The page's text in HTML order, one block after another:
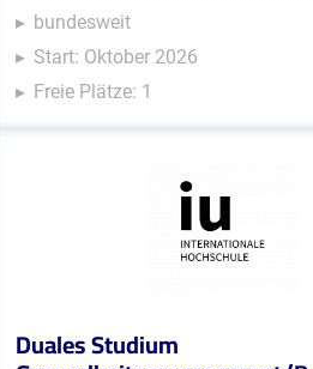
bundesweit
Start: Oktober 2026
Freie Plätze: 1
Duales Studium